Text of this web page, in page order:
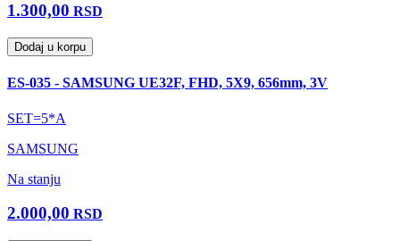
1.300,00 RSD
Dodaj u korpu
ES-035 - SAMSUNG UE32F, FHD, 5X9, 656mm, 3V
SET=5*A
SAMSUNG
Na stanju
2.000,00 RSD